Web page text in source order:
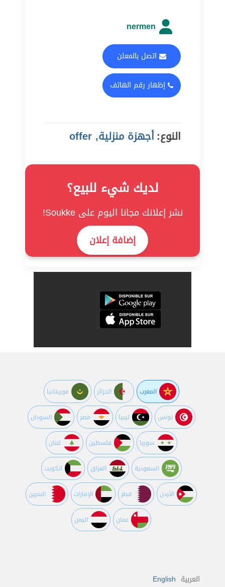
nermen
اتصل بالمعلن
إظهار رقم الهاتف
النوع:أجهزة منزلية, offer
لديك شيء للبيع؟
نشر إعلانك مجانا اليوم على Soukke!
إضافة إعلان
المغرب الجزائر موريتانيا
تونس ليبيا مصر السودان
سوريا فلسطين لبنان
السعودية العراق الكويت
اﻷردن قطر اﻹمارات البحرين
عمان اليمن
العربية English